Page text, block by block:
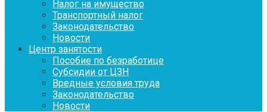
Налог на имущество
Транспортный налог
Законодательство
Новости
Центр занятости
Пособие по безработице
Субсидии от ЦЗН
Вредные условия труда
Законодательство
Новости